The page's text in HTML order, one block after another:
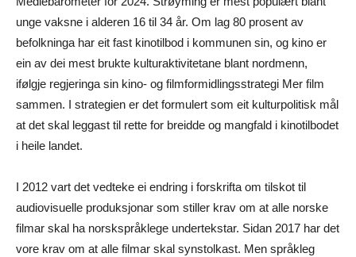
unge vaksne i alderen 16 til 34 år. Om lag 80 prosent av
befolkninga har eit fast kinotilbod i kommunen sin, og kino er
ein av dei mest brukte kulturaktivitetane blant nordmenn,
ifølgje regjeringa sin kino- og filmformidlingsstrategi Mer film
sammen. I strategien er det formulert som eit kulturpolitisk mål
at det skal leggast til rette for breidde og mangfald i kinotilbodet
i heile landet.
I 2012 vart det vedteke ei endring i forskrifta om tilskot til
audiovisuelle produksjonar som stiller krav om at alle norske
filmar skal ha norskspråklege undertekstar. Sidan 2017 har det
vore krav om at alle filmar skal synstolkast. Men språkleg